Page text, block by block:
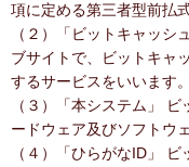
項に定める第三者型前払
（２）「ビットキャッシ
ブサイトで、ビットキャ
するサービスをいいます。
（３）「本システム」
ードウェア及びソフトウ
（４）「ひらがなID」